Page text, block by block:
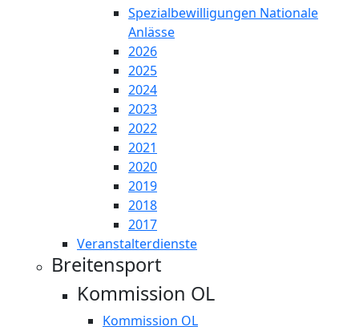
Spezialbewilligungen Nationale
Anlässe
2026
2025
2024
2023
2022
2021
2020
2019
2018
2017
Veranstalterdienste
Breitensport
Kommission OL
Kommission OL